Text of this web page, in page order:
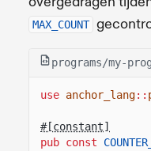
MAX_COUNT
programs/my-
use anchor_lang::
#[constant]
pub const